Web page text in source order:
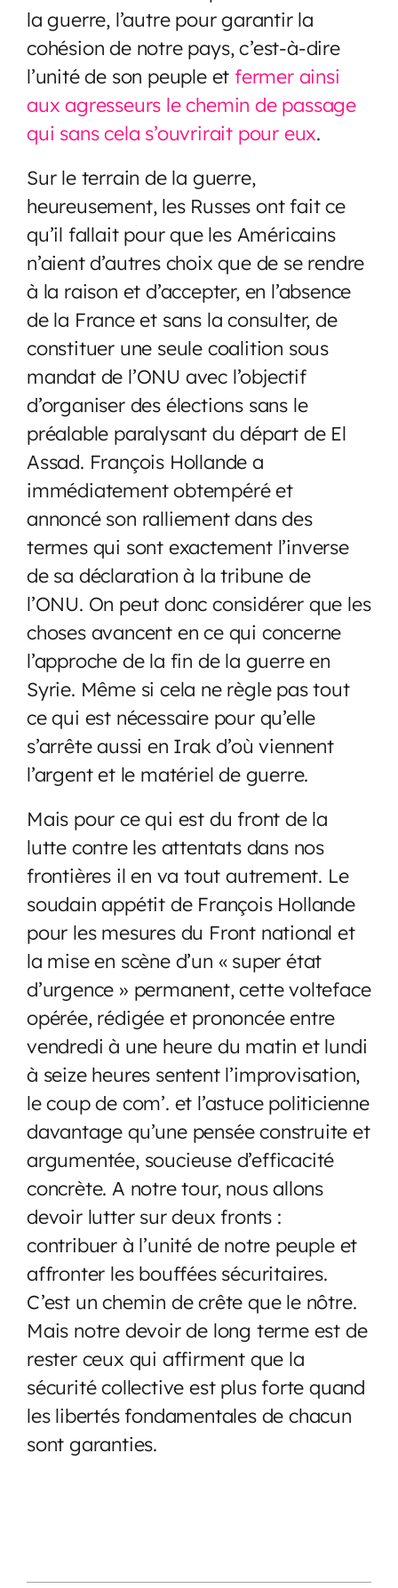
la guerre, l’autre pour garantir la
cohésion de notre pays, c’est-à-dire
l’unité de son peuple etfermer ainsi
aux agresseurs le chemin de passage
qui sans cela s’ouvrirait pour eux.
Sur le terrain de la guerre,
heureusement, les Russes ont fait ce
qu’il fallait pour que les Américains
n’aient d’autres choix que de se rendre
à la raison et d’accepter, en l’absence
de la France et sans la consulter, de
constituer une seule coalition sous
mandat de l’ONU avec l’objectif
d’organiser des élections sans le
préalable paralysant du départ de El
Assad. François Hollande a
immédiatement obtempéré et
annoncé son ralliement dans des
termes qui sont exactement l’inverse
de sa déclaration à la tribune de
l’ONU. On peut donc considérer que les
choses avancent en ce qui concerne
l’approche de la fin de la guerre en
Syrie. Même si cela ne règle pas tout
ce qui est nécessaire pour qu’elle
s’arrête aussi en Irak d’où viennent
l’argent et le matériel de guerre.
Mais pour ce qui est du front de la
lutte contre les attentats dans nos
frontières il en va tout autrement. Le
soudain appétit de François Hollande
pour les mesures du Front national et
la mise en scène d’un « super état
d’urgence » permanent, cette volteface
opérée, rédigée et prononcée entre
vendredi à une heure du matin et lundi
à seize heures sentent l’improvisation,
le coup de com’. et l’astuce politicienne
davantage qu’une pensée construite et
argumentée, soucieuse d’efficacité
concrète. A notre tour, nous allons
devoir lutter sur deux fronts :
contribuer à l’unité de notre peuple et
affronter les bouffées sécuritaires.
C’est un chemin de crête que le nôtre.
Mais notre devoir de long terme est de
rester ceux qui affirment que la
sécurité collective est plus forte quand
les libertés fondamentales de chacun
sont garanties.